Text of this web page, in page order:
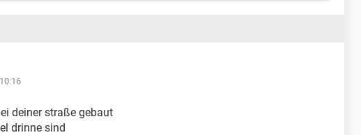
deiner straße gebaut
drinne sind